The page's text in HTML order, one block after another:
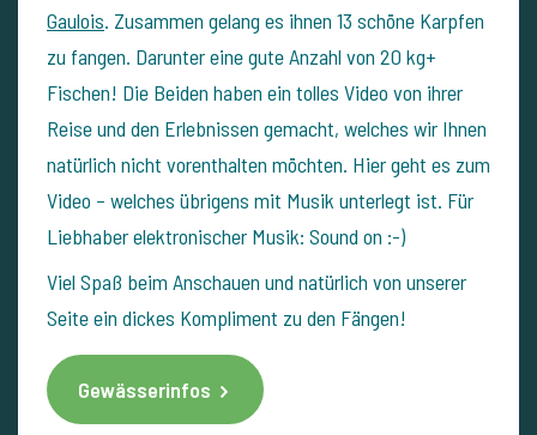
Gaulois. Zusammen gelang es ihnen 13 schöne Karpfen
zu fangen. Darunter eine gute Anzahl von 20 kg+
Fischen! Die Beiden haben ein tolles Video von ihrer
Reise und den Erlebnissen gemacht, welches wir Ihnen
natürlich nicht vorenthalten möchten. Hier geht es zum
Video – welches übrigens mit Musik unterlegt ist. Für
Liebhaber elektronischer Musik: Sound on :-)
Viel Spaß beim Anschauen und natürlich von unserer
Seite ein dickes Kompliment zu den Fängen!
Gewässerinfos